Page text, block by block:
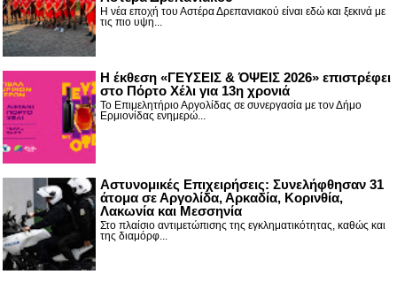
Η νέα εποχή του Αστέρα Δρεπανιακού είναι εδώ και ξεκινά με
τις πιο υψη...
Η έκθεση «ΓΕΥΣΕΙΣ & ΌΨΕΙΣ 2026» επιστρέφει
στο Πόρτο Χέλι για 13η χρονιά
Το Επιμελητήριο Αργολίδας σε συνεργασία με τον Δήμο
Ερμιονίδας ενημερώ...
Αστυνομικές Επιχειρήσεις: Συνελήφθησαν 31
άτομα σε Αργολίδα, Αρκαδία, Κορινθία,
Λακωνία και Μεσσηνία
Στο πλαίσιο αντιμετώπισης της εγκληματικότητας, καθώς και
της διαμόρφ...